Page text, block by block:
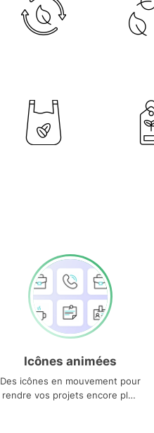
Icônes animées
Des icônes en mouvement pour
rendre vos projets encore plus